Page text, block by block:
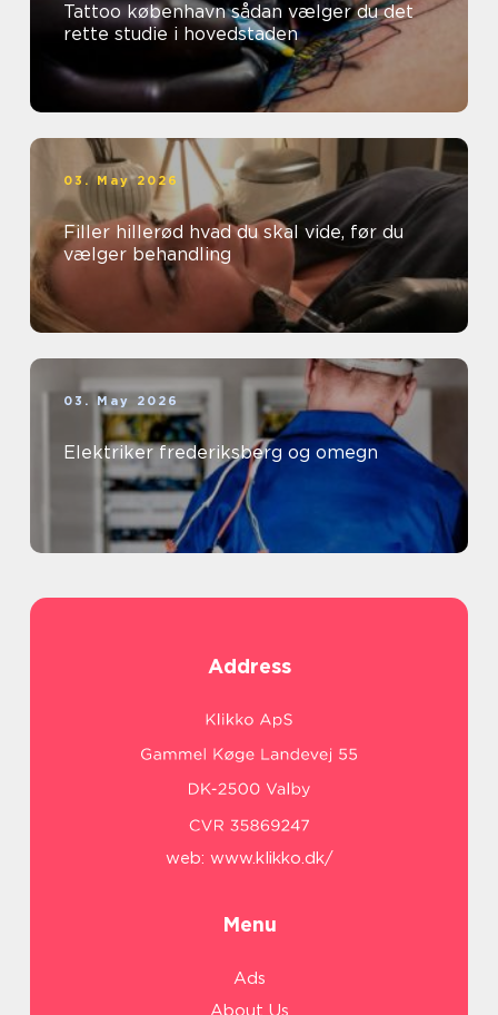
Tattoo københavn sådan vælger du det
rette studie i hovedstaden
03. May 2026
Filler hillerød hvad du skal vide, før du
vælger behandling
03. May 2026
Elektriker frederiksberg og omegn
Address
web: www.klikko.dk/
Menu
Ads
About Us